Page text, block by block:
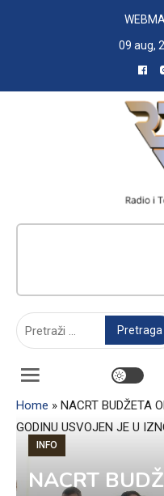
09 aug,
Home » NACRT BUDŽETA
GODINU USVOJEN JE U
INFO
NACRT